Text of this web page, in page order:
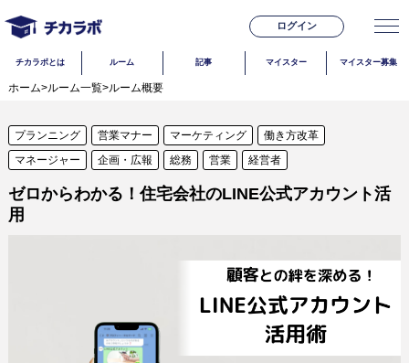
ログイン
チカラボとは ルーム 記事 マイスター マイスター募集
ホーム>ルーム一覧>ルーム概要
プランニング 営業マナー マーケティング
働き方改革
マネージャー
企画・広報 総務 営業 経営者
ゼロからわかる！住宅会社のLINE公式アカウント活
用